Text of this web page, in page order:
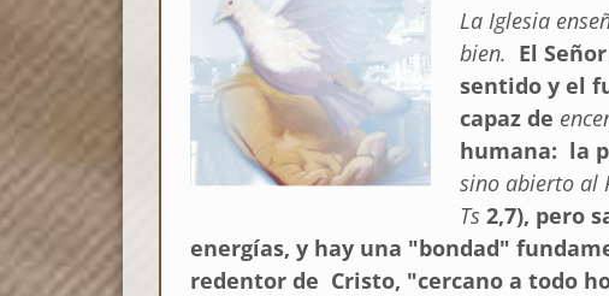
La Iglesia
bien. El
sentido y el
capaz de
humana: la
sino abierto al
Ts 2,7), pero
energías, y hay una "bondad"
redentor de Cristo, "cercano a todo